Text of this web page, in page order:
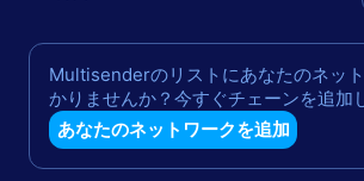
Multisenderのリストにあなたのネッ
かりませんか？今すぐチェーンを追加
あなたのネットワークを追加